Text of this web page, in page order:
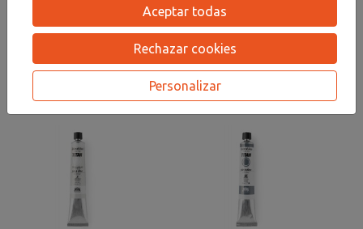
¡Este producto no tiene descripción!
RELACIONADOS
Aceptar todas
Rechazar cookies
Personalizar